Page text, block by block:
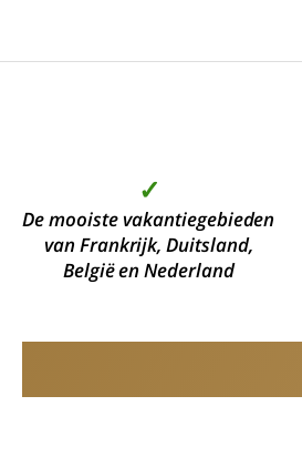
✓
De mooiste vakantiegebieden
van Frankrijk, Duitsland,
België en Nederland